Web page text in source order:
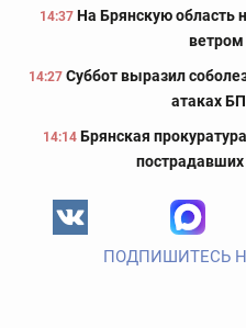
14:37 На Брянскую область
14:27 Суббот выразил
атаках
14:14 Брянская
пострадавших
ПОДПИШИТЕСЬ НА